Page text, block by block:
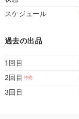
スケジュール
過去の出品
1回目
2回目
3回目